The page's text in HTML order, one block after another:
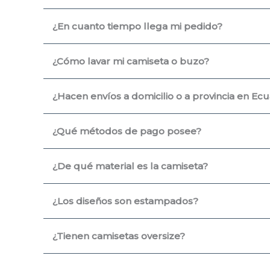
¿En cuanto tiempo llega mi pedido?
¿Cómo lavar mi camiseta o buzo?
¿Hacen envíos a domicilio o a provincia en
¿Qué métodos de pago posee?
¿De qué material es la camiseta?
¿Los diseños son estampados?
¿Tienen camisetas oversize?